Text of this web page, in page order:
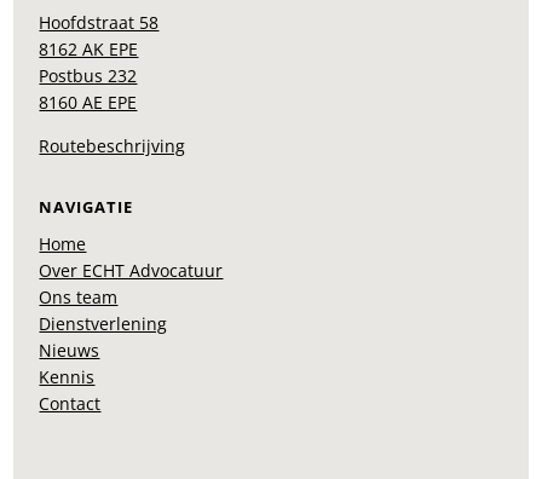
Hoofdstraat 58
8162 AK EPE
Postbus 232
8160 AE EPE
Routebeschrijving
NAVIGATIE
Home
Over ECHT Advocatuur
Ons team
Dienstverlening
Nieuws
Kennis
Contact